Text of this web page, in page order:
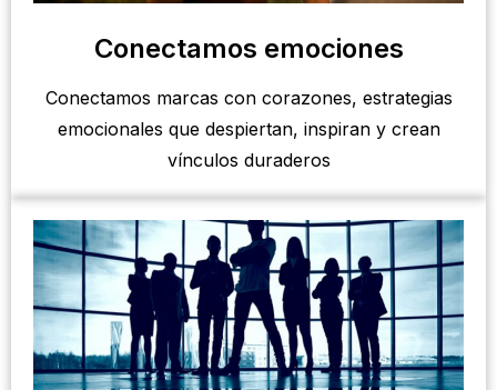
Conectamos emociones
Conectamos marcas con corazones, estrategias
emocionales que despiertan, inspiran y crean
vínculos duraderos